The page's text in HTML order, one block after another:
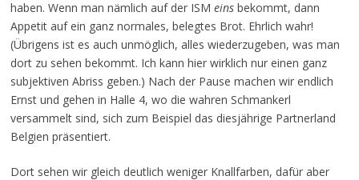
haben. Wenn man nämlich auf der ISM einsbekommt, dann
Appetit auf ein ganz normales, belegtes Brot. Ehrlich wahr!
(Übrigens ist es auch unmöglich, alles wiederzugeben, was man
dort zu sehen bekommt. Ich kann hier wirklich nur einen ganz
subjektiven Abriss geben.) Nach der Pause machen wir endlich
Ernst und gehen in Halle 4, wo die wahren Schmankerl
versammelt sind, sich zum Beispiel das diesjährige Partnerland
Belgien präsentiert.
Dort sehen wir gleich deutlich weniger Knallfarben, dafür aber